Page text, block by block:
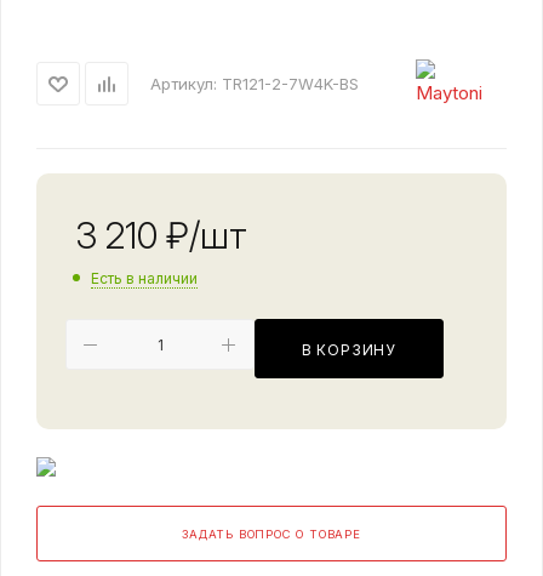
Артикул: TR121-2-7W4K-BS
3 210 ₽/шт
Есть в наличии
В КОРЗИНУ
ЗАДАТЬ ВОПРОС О ТОВАРЕ